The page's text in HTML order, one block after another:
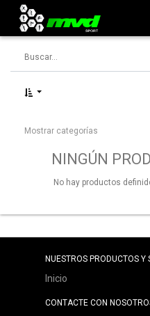
Mostrar categorías
NINGÚN
No hay productos
NUESTROS PRODUCTOS Y
Inicio
CONTACTE CON